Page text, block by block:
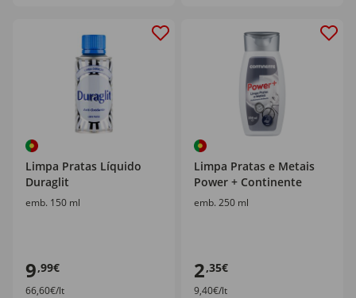
Limpa Pratas Líquido
Duraglit
emb. 150 ml
9,99€
66,60€/lt
Limpa Pratas e Metais
Power + Continente
emb. 250 ml
2,35€
9,40€/lt